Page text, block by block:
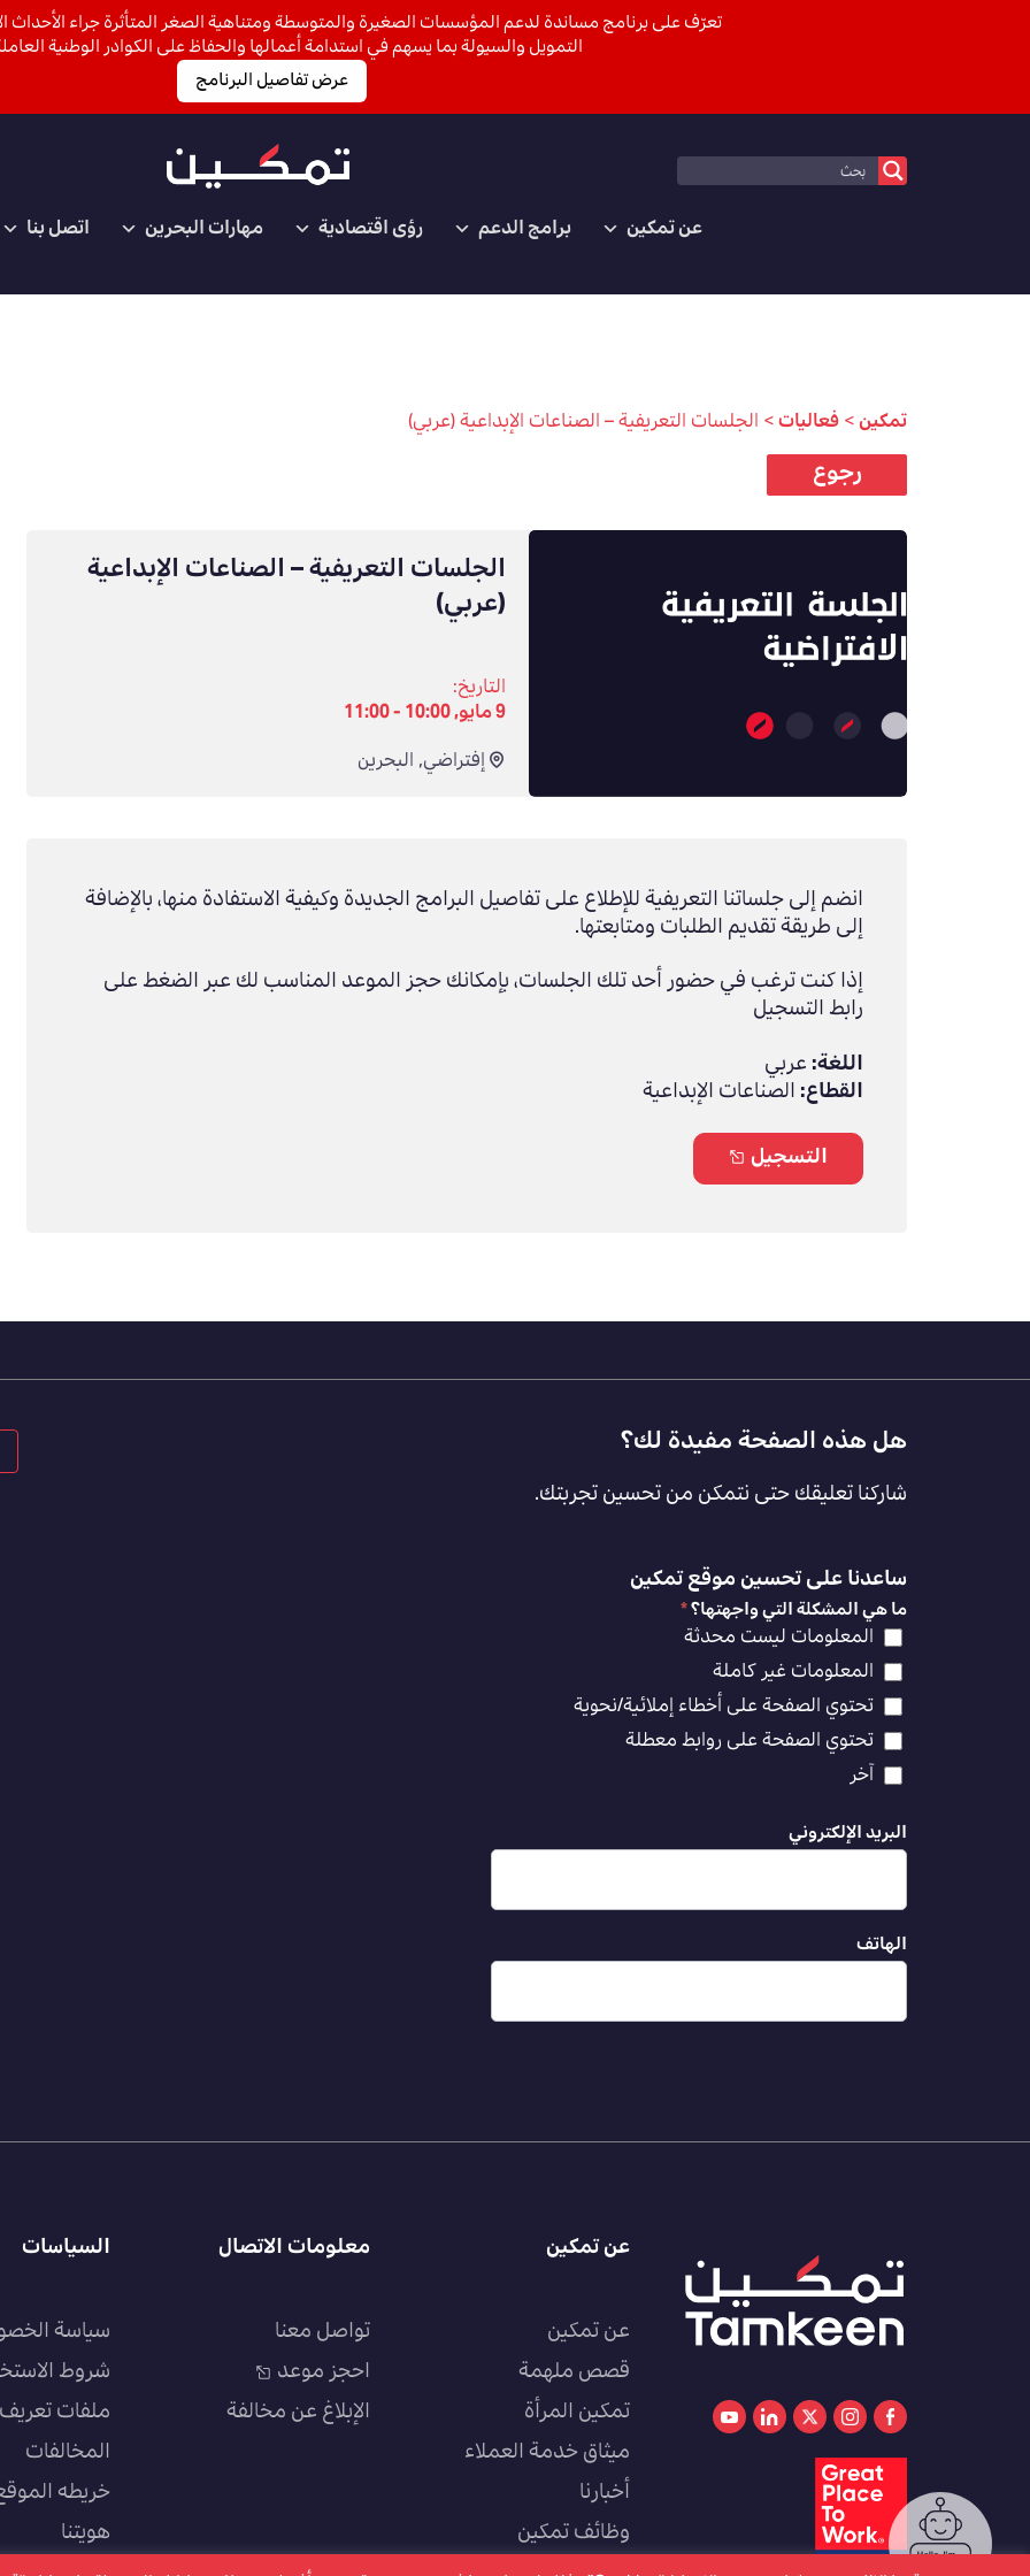
عن تمكين برامج الدعم رؤى اقتصادية مهارات البحرين اتصل بنا
تمكين>فعاليات>الجلسات التعريفية – الصناعات الإبداعية (عربي)
رجوع
الجلسات التعريفية – الصناعات الإبداعية
(عربي)
التاريخ:
9 مايو, 10:00 - 11:00
إفتراضي,البحرين
انضم إلى جلساتنا التعريفية للإطلاع على تفاصيل البرامج الجديدة وكيفية الاستفادة منها، بالإضافة
إلى طريقة تقديم الطلبات ومتابعتها.
إذا كنت ترغب في حضور أحد تلك الجلسات، بإمكانك حجز الموعد المناسب لك عبر الضغط على
رابط التسجيل
اللغة:عربي
القطاع:الصناعات الإبداعية
التسجيل
Footer
Feedback
[AR]
هل هذه الصفحة مفيدة لك؟
شاركنا تعليقك حتى نتمكن من تحسين تجربتك.
ساعدنا على تحسين موقع تمكين
ما هي المشكلة التي واجهتها؟*
المعلومات ليست محدثة
المعلومات غير كاملة
تحتوي الصفحة على أخطاء إملائية/نحوية
تحتوي الصفحة على روابط معطلة
آخر
البريد الإلكتروني
الهاتف
عن تمكين
عن تمكين
قصص ملهمة
تمكين المرأة
ميثاق خدمة العملاء
أخبارنا
وظائف تمكين
معلومات الاتصال
تواصل معنا
احجز موعد
الإبلاغ عن مخالفة
السياسات
سياسة
شروط
ملفات تعريف
المخالفات
خريطه
هويتنا
تعرّف على برنامج مساندة لدعم المؤسسات الصغيرة والمتوسطة ومتناهية الصغر المتأثرة جراء الأحداث
التمويل والسيولة بما يسهم في استدامة أعمالها والحفاظ على الكوادر الوطنية
عرض تفاصيل البرنامج